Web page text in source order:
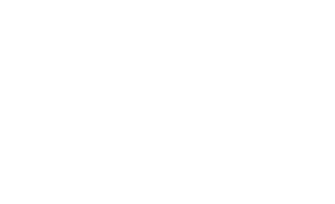
APOLLO NEXT 041
майдан Згоди, 6, Житомир,